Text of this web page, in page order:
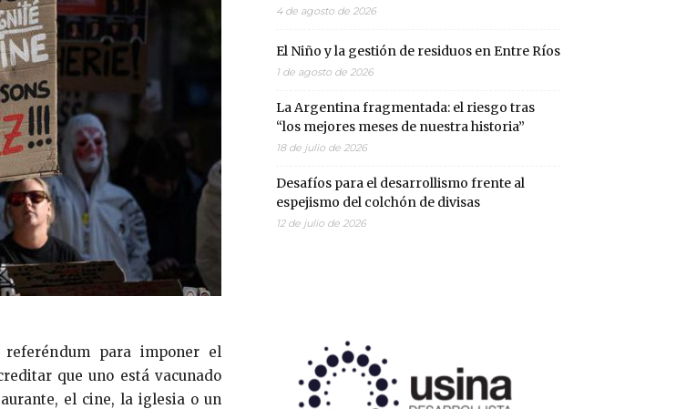
para imponer el
que uno está vacunado
el cine, la iglesia o un
4 de agosto de 2026
El Niño y la gestión de residuos en Entre Ríos
1 de agosto de 2026
La Argentina fragmentada: el riesgo tras
“los mejores meses de nuestra historia”
18 de julio de 2026
Desafíos para el desarrollismo frente al
espejismo del colchón de divisas
12 de julio de 2026